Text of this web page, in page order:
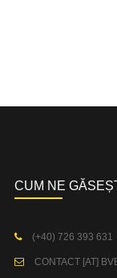
CUM NE
(+40) 726 393 631
CONTACT [AT]